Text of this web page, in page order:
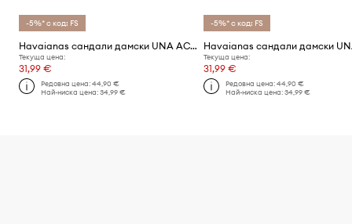
-5%* с код: FS
Havaianas сандали дамски UNA ACAI
Текуща цена:
31,99 €
Редовна цена:44,90 €
Най-ниска цена:34,99 €
-5%* с код: FS
Текуща цена:
31,99 €
Редовна цена: 44,90 €
Най-ниска цена: 34,99 €